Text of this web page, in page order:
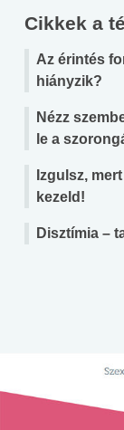
Cikkek a
Az érintés
hiányzik?
Nézz
le a
Izgulsz,
kezeld!
Disztímia –